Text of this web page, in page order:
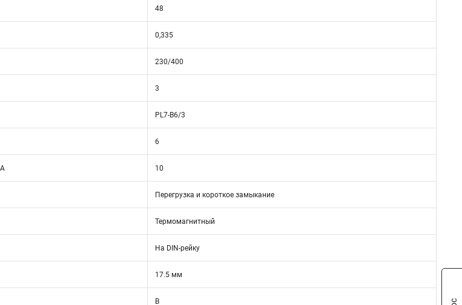
48
0,335
230/400
3
PL7-B6/3
6
10
Перегрузка и короткое замыкание
Термомагнитный
На DIN-рейку
17.5 мм
B